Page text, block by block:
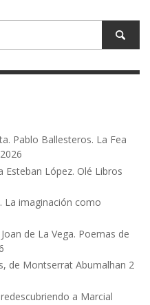
Pablo Ballesteros. La Fea
Esteban López. Olé Libros
La imaginación como
de La Vega. Poemas de
de Montserrat Abumalhan 2
a Marcial